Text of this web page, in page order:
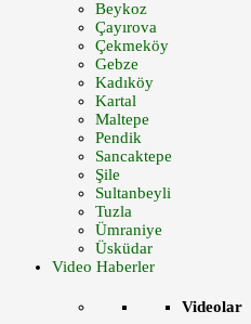
Beykoz
Çayırova
Çekmeköy
Gebze
Kadıköy
Kartal
Maltepe
Pendik
Sancaktepe
Şile
Sultanbeyli
Tuzla
Ümraniye
Üsküdar
Video Haberler
Videolar